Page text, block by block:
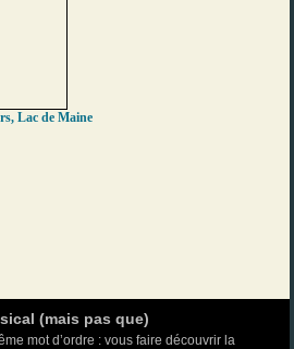
Lac de Maine
(mais pas que)
mot d’ordre : vous faire découvrir la